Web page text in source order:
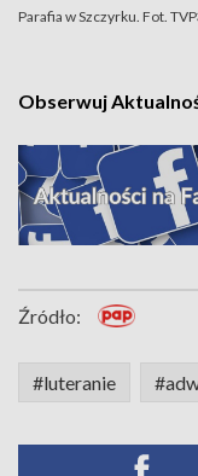
Parafia w Szczyrku. Fot.
Obserwuj
Źródło:
#luteranie